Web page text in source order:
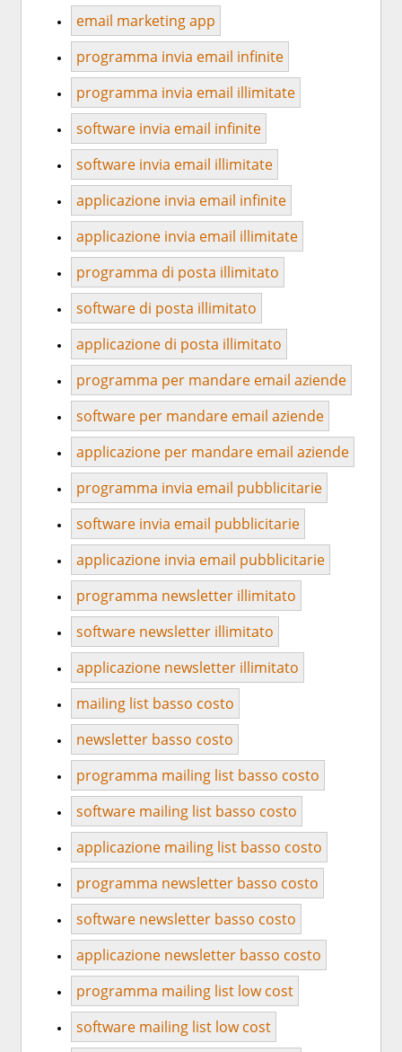
email marketing app
programma invia email infinite
programma invia email illimitate
software invia email infinite
software invia email illimitate
applicazione invia email infinite
applicazione invia email illimitate
programma di posta illimitato
software di posta illimitato
applicazione di posta illimitato
programma per mandare email aziende
software per mandare email aziende
applicazione per mandare email aziende
programma invia email pubblicitarie
software invia email pubblicitarie
applicazione invia email pubblicitarie
programma newsletter illimitato
software newsletter illimitato
applicazione newsletter illimitato
mailing list basso costo
newsletter basso costo
programma mailing list basso costo
software mailing list basso costo
applicazione mailing list basso costo
programma newsletter basso costo
software newsletter basso costo
applicazione newsletter basso costo
programma mailing list low cost
software mailing list low cost